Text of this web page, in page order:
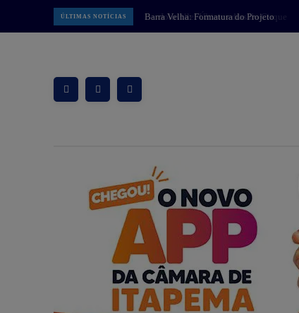
ÚLTIMAS NOTÍCIAS
Joinville: Últimos dias do Cirque
Amar têm ingressos promocionais a